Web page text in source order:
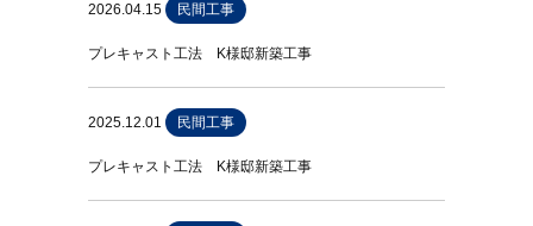
2026.04.15 民間工事
プレキャスト工法 K様邸新築工事
2025.12.01 民間工事
プレキャスト工法 K様邸新築工事